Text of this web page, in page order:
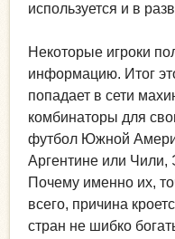
используется и в
Некоторые игроки
информацию. Итог
попадает в сети
комбинаторы для
футбол Южной
Аргентине или Чили,
Почему именно их,
всего, причина
стран не шибко